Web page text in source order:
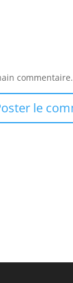
commentaire.